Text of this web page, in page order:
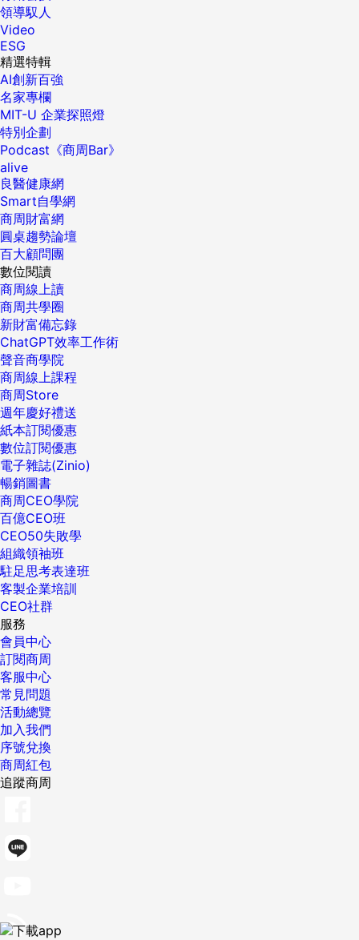
領導馭人
Video
ESG
精選特輯
AI創新百強
名家專欄
MIT-U 企業探照燈
特別企劃
Podcast《商周Bar》
alive
良醫健康網
Smart自學網
商周財富網
圓桌趨勢論壇
百大顧問團
數位閱讀
商周線上讀
商周共學圈
新財富備忘錄
ChatGPT效率工作術
聲音商學院
商周線上課程
商周Store
週年慶好禮送
紙本訂閱優惠
數位訂閱優惠
電子雜誌(Zinio)
暢銷圖書
商周CEO學院
百億CEO班
CEO50失敗學
組織領袖班
駐足思考表達班
客製企業培訓
CEO社群
服務
會員中心
訂閱商周
客服中心
常見問題
活動總覽
加入我們
序號兌換
商周紅包
追蹤商周